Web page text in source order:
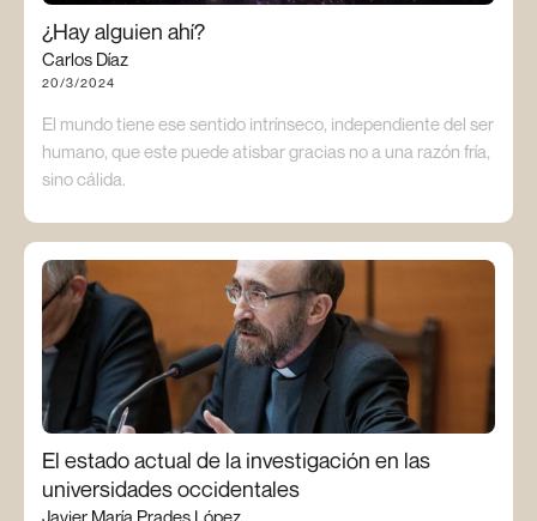
¿Hay alguien ahí?
Carlos Díaz
20/3/2024
El mundo tiene ese sentido intrínseco, independiente del ser
humano, que este puede atisbar gracias no a una razón fría,
sino cálida.
El estado actual de la investigación en las
universidades occidentales
Javier María Prades López